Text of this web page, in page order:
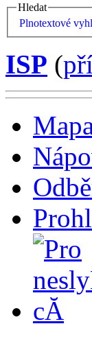
Hledat
Plnotextové
ISP (